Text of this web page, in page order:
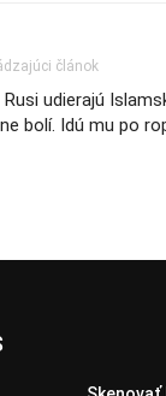
článok
Rusi udierajú
bolí. Idú mu po